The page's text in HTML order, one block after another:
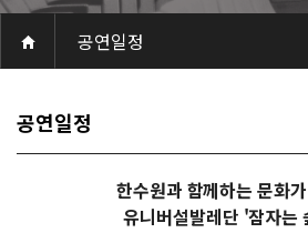
공연일정
공연
공연일정
객석안내
화랑홀
화랑홀 2층
화랑홀 3층
원화홀
티켓안내
티켓안내
티켓예매
티켓수령
할인규정
취소·환불규정
문화나눔티켓
공연예절·서비스
공연장 관람예절
공연장 편의서비스
전시
전시일정
현재전시
예정전시
지난전시
전시연계교육신청
알천미술관소장품
전시예절·서비스
미술관 관람예절
미술관 편의서비스
아카데미
교육일정
문화행사
행사일정
행사소개
경주 대릉원돌담길 축제
국제경주역사문화포럼
금속공예관
경주 e스포츠 페스티벌
돗자리피크닉
국제경주역사문화포럼
교촌문화공연 신라오기
신라문화제
국제뮤직페스티벌
경주문화관1918
교촌버스킹
지역예술인 지원사업
봉황대 뮤직스퀘어
경주국악여행
제야의 종 타종식
한수원아트페스티벌
한복문화주간
동아시아 문화도시
MyK FESTA in 경주
경주시 관광기념품 공모전
뉴스
갤러리
대관
대관공고·절차
경주예술의전당
경주문화관1918
대관운영조례
운영조례
경주예술의전당
운영규칙
공연장 및 부대시설
알천미술관
경주문화관1918
사용료
경주예술의전당
경주문화관1918
대관신청
경주예술의전당
경주문화관1918
시설소개
경주예술의전당
시설소개
공연장
화랑홀
원화홀
알천미술관
기타시설
경주문화관1918
시립예술단
시립극단
시립극단 소개
단원현황
시립합창단
시립합창단 소개
단원현황
시립신라고취대
시립신라고취대 소개
단원현황
연간일정
열린마당
공지사항
공지사항
입찰정보
채용정보
자료실
홍보·보도자료
서식·매뉴얼
웹진
Q&A
FAQ
가입 및 정보
공연
전시
아카데미
대관
기타
질문과답변
우수고객
회원안내 · 혜택
우수고객
경주문화재단
인사말
재단소개
비전전략
사업안내
연혁
재단CI
조직도
ESG 윤리·경영
ESG경영 선언문
인권경영선언문
임직원행동강령
문화서비스윤리헌장
통합신고센터
경영공시
경영목표 예산서 운영계획
결산서
임원 및 운영인력 현황 인건비
경영실적
외부기관 감사
기타공시
계약현황
기부금현황
업무추진비 복리후생비 내역
오시는길
경주예술의전당
경주문화관1918
신라금속공예관
공연일정
한수원과 함께하는 문화
유니버설발레단 '잠자는